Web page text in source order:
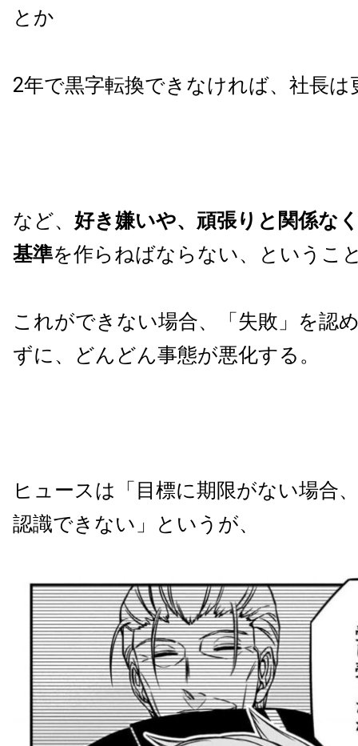
とか
2年で黒字転換できなければ、社長は
など、 好き嫌いや、頑張りと関係な
基準を作らねばならない、というこ
これができない場合、「失敗」を認
ずに、どんどん事態が悪化する。
ヒュースは「目標に期限がない場合
認識できない」というが、